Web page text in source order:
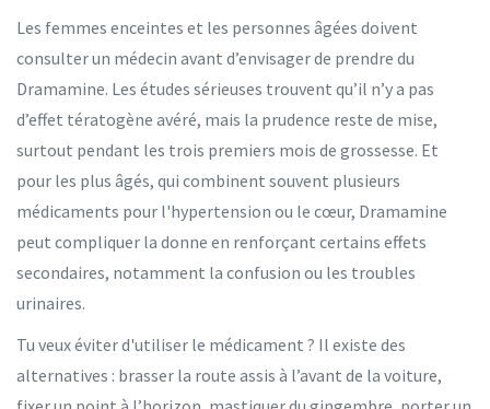
Les femmes enceintes et les personnes âgées doivent
consulter un médecin avant d’envisager de prendre du
Dramamine. Les études sérieuses trouvent qu’il n’y a pas
d’effet tératogène avéré, mais la prudence reste de mise,
surtout pendant les trois premiers mois de grossesse. Et
pour les plus âgés, qui combinent souvent plusieurs
médicaments pour l'hypertension ou le cœur, Dramamine
peut compliquer la donne en renforçant certains effets
secondaires, notamment la confusion ou les troubles
urinaires.
Tu veux éviter d'utiliser le médicament ? Il existe des
alternatives : brasser la route assis à l’avant de la voiture,